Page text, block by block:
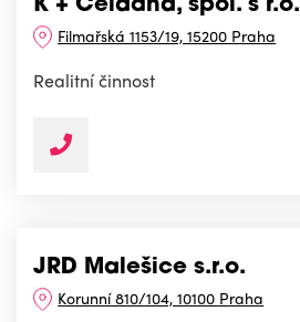
K + Čeladná, spol. s r.o.
Filmařská 1153/19, 15200 Praha
Realitní činnost
JRD Malešice s.r.o.
Korunní 810/104, 10100 Praha